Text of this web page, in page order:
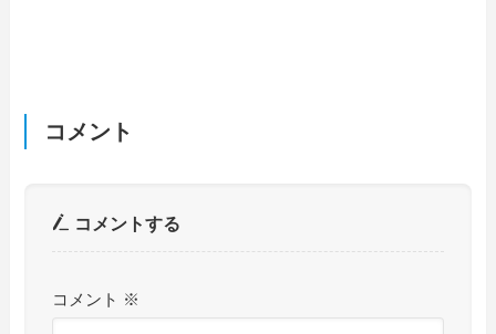
コメント
コメントする
コメント ※